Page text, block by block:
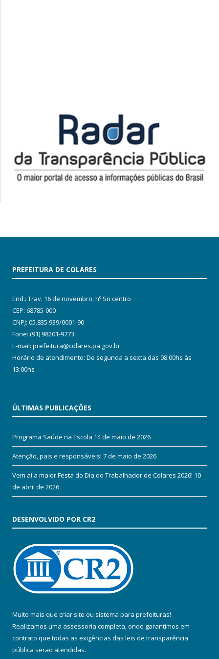
PREFEITURA DE COLARES
End.: Trav. 16 de novembro, nº Sn centro
CEP: 68785-000
CNPJ: 05.835.939/0001-90
Fone: (91) 98201-9773
E-mail: prefeitura@colares.pa.gov.br
Horário de atendimento: De segunda a sexta das 08:00hs às
13:00hs
ÚLTIMAS PUBLICAÇÕES
Programa Saúde na Escola 14 de maio de 2026
Atenção, pais e responsáveis! 7 de maio de 2026
Vem aí a maior Festa do Dia do Trabalhador de Colares 2026! 10
de abril de 2026
DESENVOLVIDO POR CR2
Muito mais que criar site ou sistema para prefeituras!
Realizamos uma assessoria completa, onde garantimos em
contrato que todas as exigências das leis de transparência
pública serão atendidas.